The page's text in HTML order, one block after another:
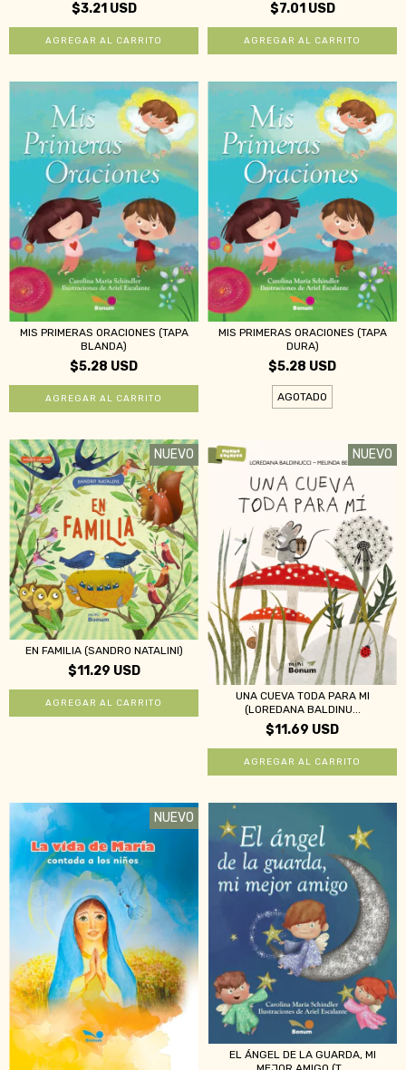
$3.21 USD $7.01 USD
MIS PRIMERAS ORACIONES (TAPA
BLANDA)
$5.28 USD
MIS PRIMERAS ORACIONES (TAPA
DURA)
$5.28 USD
AGOTADO
NUEVO
EN FAMILIA (SANDRO NATALINI)
$11.29 USD
NUEVO
UNA CUEVA TODA PARA MI
(LOREDANA BALDINU...
$11.69 USD
NUEVO
EL ÁNGEL DE LA GUARDA, MI